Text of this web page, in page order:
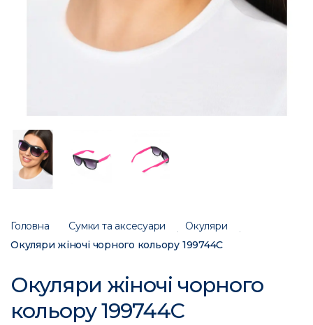
Головна Сумки та аксесуари
Окуляри
Окуляри жіночі чорного кольору 199744C
Окуляри жіночі чорного
кольору 199744C